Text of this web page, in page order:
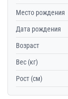
Место рождения
Дата рождения
Возраст
Вес (кг)
Рост (см)